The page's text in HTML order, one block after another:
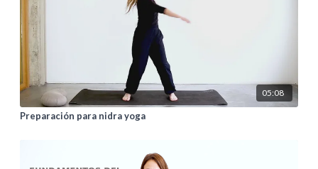
05:08
Preparación para nidra yoga